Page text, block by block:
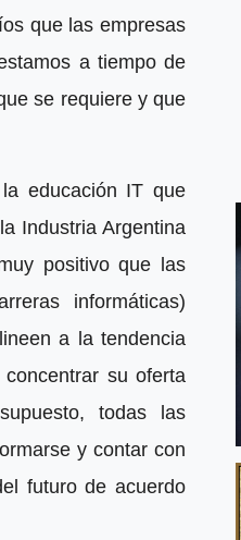
que las empresas
a tiempo de
se requiere y que
educación IT que
Industria Argentina
positivo que las
informáticas)
a la tendencia
su oferta
todas las
y contar con
futuro de acuerdo